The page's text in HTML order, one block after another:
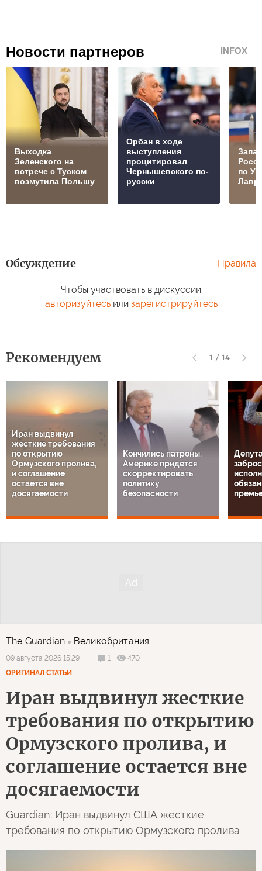
Новости партнеров INFOX
Выходка
Зеленского на
встрече с Туском
возмутила Польшу
Орбан в ходе
выступления
процитировал
Чернышевского по-
русски
по
Обсуждение Правила
Чтобы участвовать в дискуссии
авторизуйтесьили зарегистрируйтесь
Рекомендуем 1 / 14
Иран выдвинул
жесткие требования
по открытию
Ормузского пролива,
и соглашение
остается вне
досягаемости
Кончились патроны.
Америке придется
скорректировать
политику
безопасности
The Guardian Великобритания
09 августа 2026 15:29 1
470
ОРИГИНАЛ СТАТЬИ
Иран выдвинул жесткие
требования по открытию
Ормузского пролива, и
соглашение остается вне
досягаемости
Guardian: Иран выдвинул США жесткие
требования по открытию Ормузского пролива